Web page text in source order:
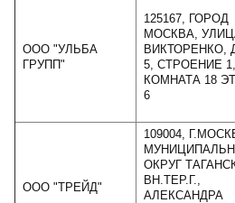
ООО "УЛЬБА
ГРУПП"
125167, ГОРОД
МОСКВА,
ВИКТОРЕНКО,
5, СТРОЕНИЕ 1,
КОМНАТА 18
6
ООО "ТРЕЙД"
109004,
ОКРУГ
ВН.ТЕР.Г.,
АЛЕКСАНДРА